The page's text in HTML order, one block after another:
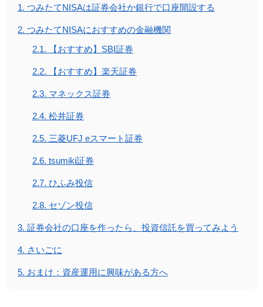
1. つみたてNISAは証券会社か銀行で口座開設する
2. つみたてNISAにおすすめの金融機関
2.1. 【おすすめ】SBI証券
2.2. 【おすすめ】楽天証券
2.3. マネックス証券
2.4. 松井証券
2.5. 三菱UFJ eスマート証券
2.6. tsumiki証券
2.7. ひふみ投信
2.8. セゾン投信
3. 証券会社の口座を作ったら、投資信託を買ってみよう
4. さいごに
5. おまけ：資産運用に興味がある方へ